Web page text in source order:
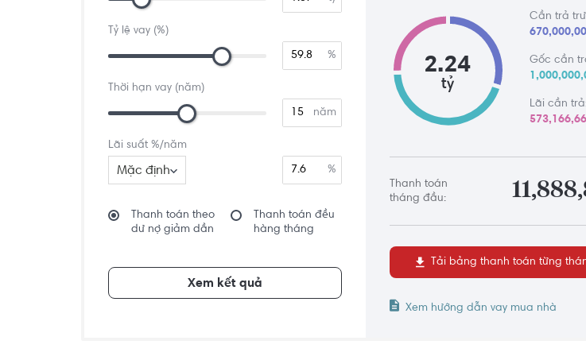
Tỷ lệ vay (%)
%
Thời hạn vay (năm)
năm
Lãi suất %/năm
Mặc định %
Thanh toán theo
dư nợ giảm dần
Thanh toán đều
hàng tháng
Xem kết quả
2.24
tỷ
Cần trả
Gốc cần
Lãi cần
Thanh toán
tháng đầu:
Tải bảng thanh toán từng
Xem hướng dẫn vay mua nhà